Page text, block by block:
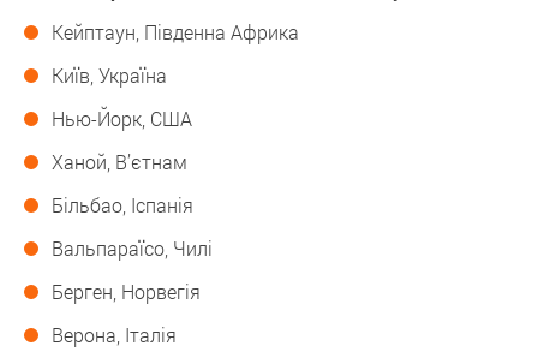
Кейптаун, Південна Африка
Київ, Україна
Нью-Йорк, США
Ханой, В’єтнам
Більбао, Іспанія
Вальпараїсо, Чилі
Берген, Норвегія
Верона, Італія